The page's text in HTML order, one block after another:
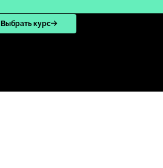
Выбрать курс